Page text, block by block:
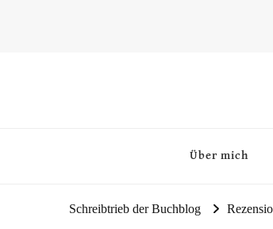
Über mich
Schreibtrieb der Buchblog